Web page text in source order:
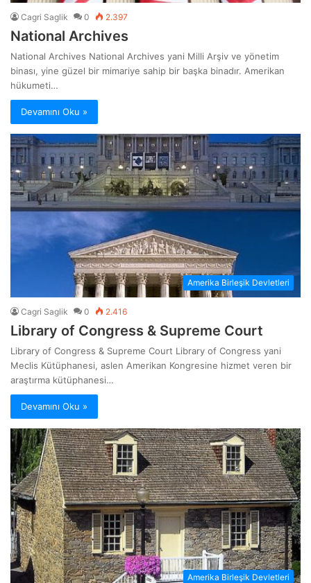
Cagri Saglik 0 2.397
National Archives
National Archives National Archives yani Milli Arşiv ve yönetim
binası, yine güzel bir mimariye sahip bir başka binadır. Amerikan
hükumeti…
Devamını Oku »
Amerika Birleşik Devletleri
Cagri Saglik 0 2.416
Library of Congress & Supreme Court
Library of Congress & Supreme Court Library of Congress yani
Meclis Kütüphanesi, aslen Amerikan Kongresine hizmet veren bir
araştırma kütüphanesi…
Devamını Oku »
Amerika Birleşik Devletleri